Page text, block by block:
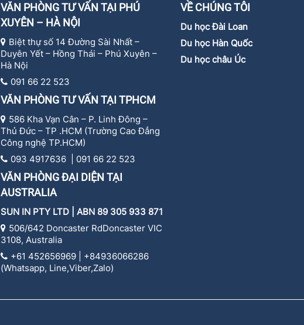
VĂN PHÒNG TƯ VẤN TẠI PHÚ
XUYÊN – HÀ NỘI
Biệt thự số 14 Đường Sài Nhất –
Duyên Yết – Hồng Thái – Phú Xuyên –
Hà Nội
091 66 22 523
VĂN PHÒNG TƯ VẤN TẠI TPHCM
586 Kha Vạn Cân – P. Linh Đông –
Thủ Đức – TP .HCM (Trường Cao Đẳng
Công nghệ TP.HCM)
093 4917636 | 091 66 22 523
VĂN PHÒNG ĐẠI DIỆN TẠI
AUSTRALIA
SUN IN PTY LTD | ABN 89 305 933 871
506/642 Doncaster RdDoncaster VIC
3108, Australia
+61 452656969 | +84936066286
(Whatsapp, Line,Viber,Zalo)
VỀ CHÚNG TÔI
Du học Đài Loan
Du học Hàn Quốc
Du học châu Úc